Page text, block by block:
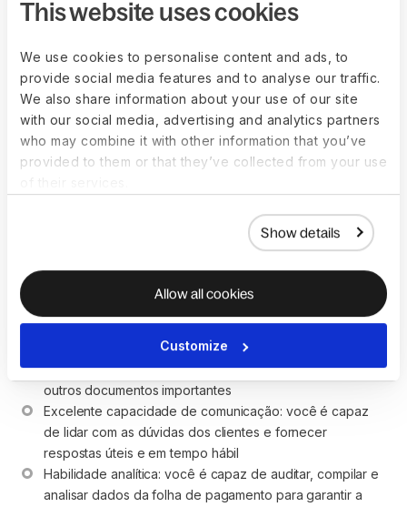
This website uses cookies
We use cookies to personalise content and ads, to
provide social media features and to analyse our traffic.
We also share information about your use of our site
with our social media, advertising and analytics partners
who may combine it with other information that you’ve
provided to them or that they’ve collected from your use
Show details
Allow all cookies
Customize
Sólidas habilidades de comunicação e relacionamento
Experiência com impostos e processamento de folha de
pagamento global é um diferencial
Especialista em Folha de
Pagamento Skills
Liste as soft skills e qualidades pessoais que você está
buscando no candidato perfeito.
processamento rápidos e precisos de dados e é capaz
de identificar erros e exceções em planilhas, folhas de
ponto, contracheques, informações de funcionários e
outros documentos importantes
Excelente capacidade de comunicação: você é capaz
de lidar com as dúvidas dos clientes e fornecer
respostas úteis e em tempo hábil
Habilidade analítica: você é capaz de auditar, compilar e
analisar dados da folha de pagamento para garantir a